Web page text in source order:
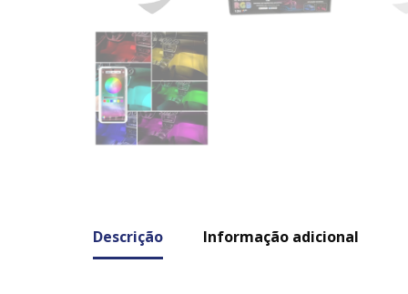
Descrição Informação adicional